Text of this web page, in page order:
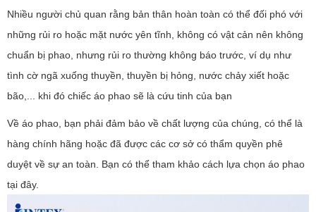
Nhiều người chủ quan rằng bản thân hoàn toàn có thể đối phó với
những rủi ro hoặc mặt nước yên tĩnh, không có vật cản nên không
chuẩn bị phao, nhưng rủi ro thường không báo trước, ví dụ như
tình cờ ngã xuống thuyền, thuyền bị hỏng, nước chảy xiết hoặc
bão,... khi đó chiếc áo phao sẽ là cứu tinh của bạn
Về áo phao, bạn phải đảm bảo về chất lượng của chúng, có thể là
hàng chính hãng hoặc đã được các cơ sở có thẩm quyền phê
duyệt về sự an toàn. Bạn có thể tham khảo cách lựa chọn áo phao
tại đây.